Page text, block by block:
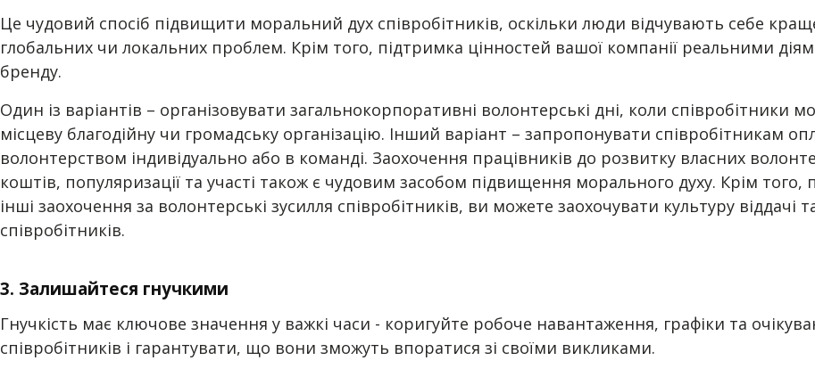
Це чудовий спосіб підвищити моральний дух співробітників, оскільки люди відчувають себе
глобальних чи локальних проблем. Крім того, підтримка цінностей вашої компанії реальними
бренду.
Один із варіантів – організовувати загальнокорпоративні волонтерські дні, коли
місцеву благодійну чи громадську організацію. Інший варіант – запропонувати співробітникам
волонтерством індивідуально або в команді. Заохочення працівників до розвитку власних
коштів, популяризації та участі також є чудовим засобом підвищення морального духу. Крім того,
інші заохочення за волонтерські зусилля співробітників, ви можете заохочувати культуру
співробітників.
3. Залишайтеся гнучкими
Гнучкість має ключове значення у важкі часи - коригуйте робоче навантаження, графіки та
співробітників і гарантувати, що вони зможуть впоратися зі своїми викликами.